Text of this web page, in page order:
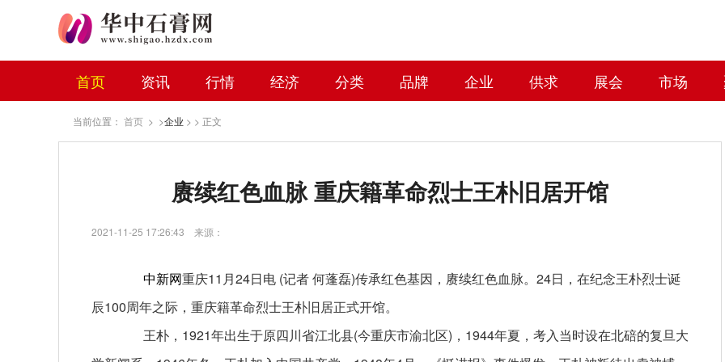
首页 资讯 行情 经济 分类 品牌 企业 供求 展会 市场
当前位置： 首页 > >企业 > > 正文
赓续红色血脉 重庆籍革命烈士王朴旧居开馆
2021-11-25 17:26:43 来源：
中新网重庆11月24日电 (记者 何蓬磊)传承红色基因，赓续红色血脉。24日，在纪念王朴烈士诞
辰100周年之际，重庆籍革命烈士王朴旧居正式开馆。
王朴，1921年出生于原四川省江北县(今重庆市渝北区)，1944年夏，考入当时设在北碚的复旦大